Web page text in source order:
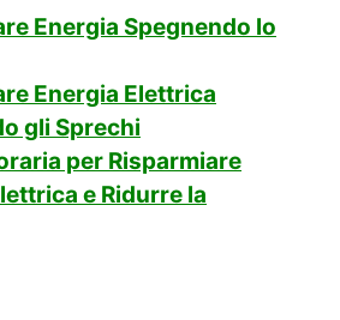
Energia Spegnendo lo
Energia Elettrica
gli Sprechi
per Risparmiare
e Ridurre la